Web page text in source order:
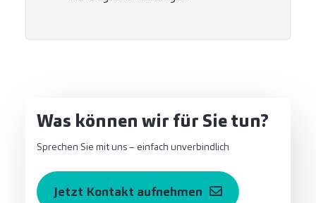
Was können wir für Sie tun?
Sprechen Sie mit uns – einfach unverbindlich
Jetzt Kontakt aufnehmen